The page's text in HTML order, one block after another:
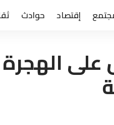
إقتصاد حوادث
الهجرة